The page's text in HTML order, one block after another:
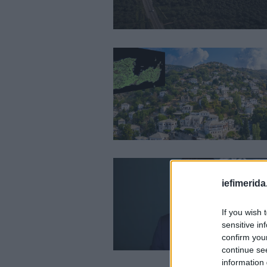
If you wish
sensitive
confirm
continue
information